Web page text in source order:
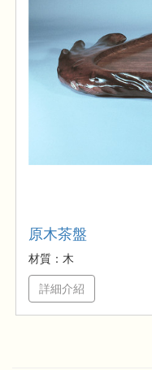
原木茶盤
材質：木
詳細介紹